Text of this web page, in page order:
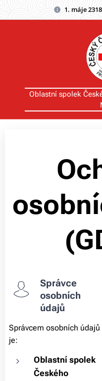
1. máje
Oblastní spolek
Správce
osobních
údajů
Správcem osobních údajů
je:
Oblastní spolek
Českého